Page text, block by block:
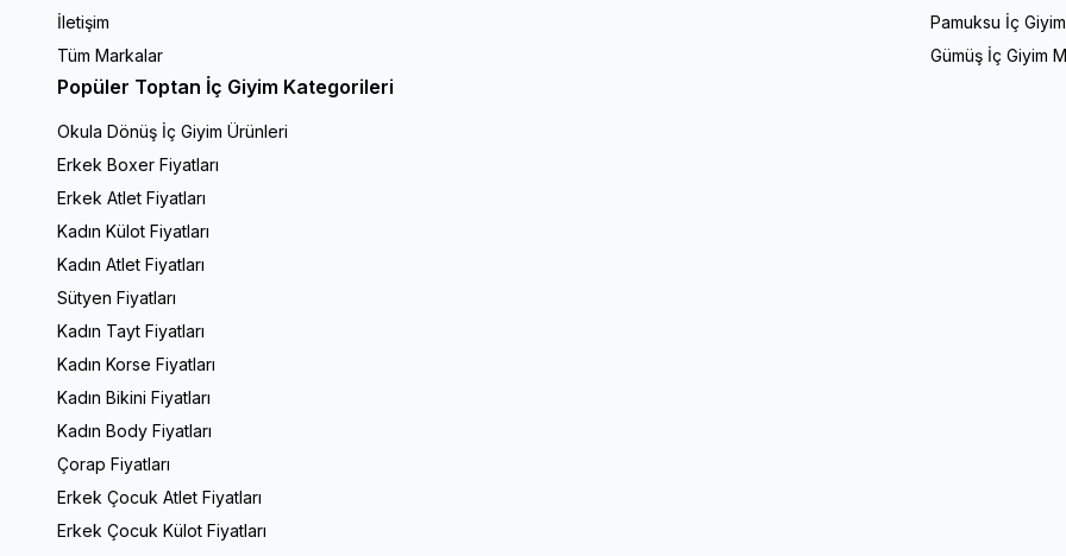
İletişim
Tüm Markalar
Pamuksu İç
Gümüş İç Giyim
Popüler Toptan İç Giyim Kategorileri
Okula Dönüş İç Giyim Ürünleri
Erkek Boxer Fiyatları
Erkek Atlet Fiyatları
Kadın Külot Fiyatları
Kadın Atlet Fiyatları
Sütyen Fiyatları
Kadın Tayt Fiyatları
Kadın Korse Fiyatları
Kadın Bikini Fiyatları
Kadın Body Fiyatları
Çorap Fiyatları
Erkek Çocuk Atlet Fiyatları
Erkek Çocuk Külot Fiyatları